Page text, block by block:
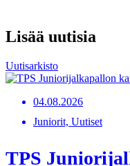
Lisää uutisia
Uutisarkisto
04.08.2026
Juniorit, Uutiset
TPS